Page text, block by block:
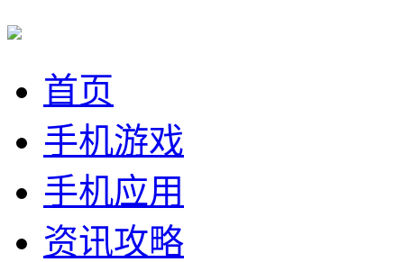
首页
手机游戏
手机应用
资讯攻略